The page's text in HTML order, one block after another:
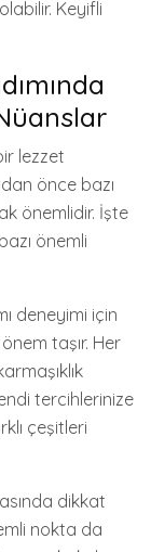
Keyifli
lezzet
önce bazı
önemlidir. İşte
önemli
deneyimi için
taşır. Her
tercihlerinize
çeşitleri
dikkat
nokta da